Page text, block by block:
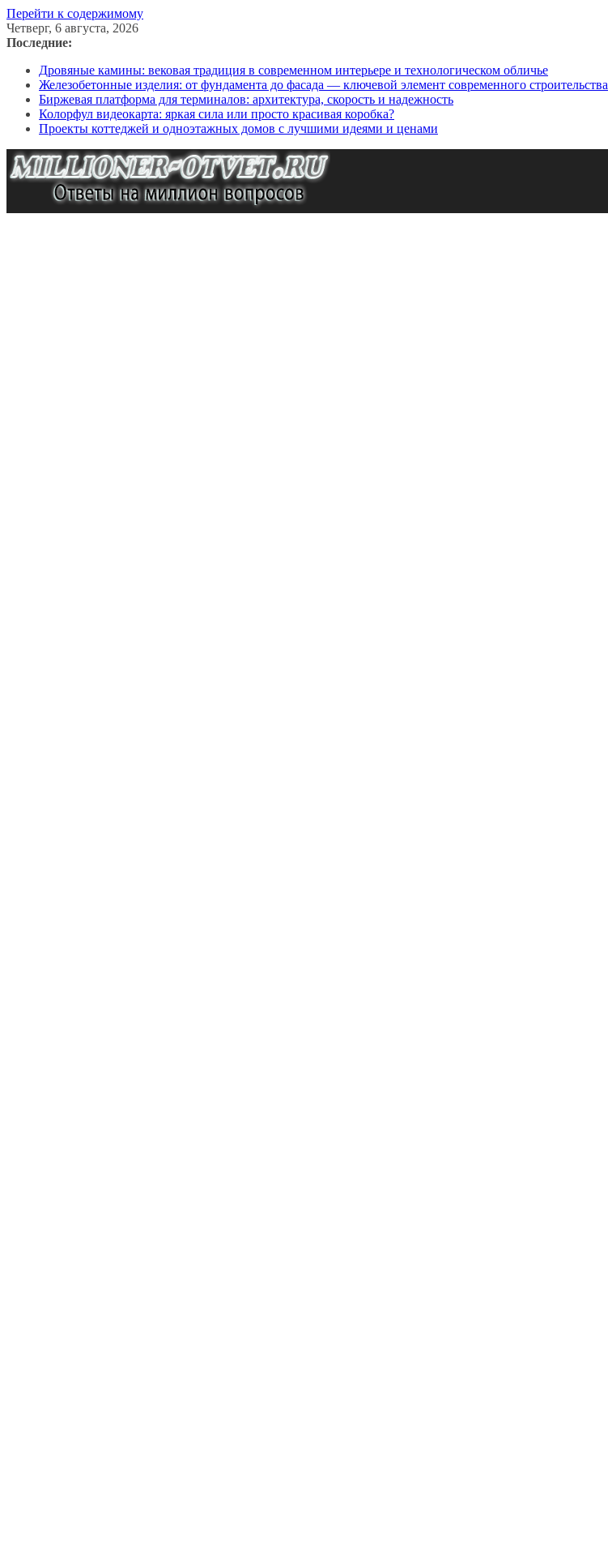
Перейти к содержимому
Четверг, 6 августа, 2026
Последние:
Дровяные камины: вековая традиция в современном интерьере и технологическом обличье
Железобетонные изделия: от фундамента до фасада — ключевой элемент современного строительства
Биржевая платформа для терминалов: архитектура, скорость и надежность
Колорфул видеокарта: яркая сила или просто красивая коробка?
Проекты коттеджей и одноэтажных домов с лучшими идеями и ценами